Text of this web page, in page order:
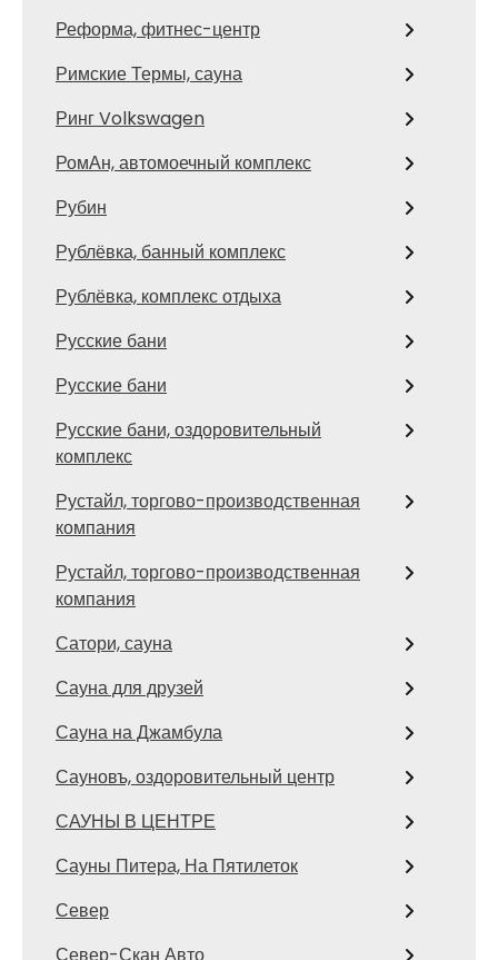
Реформа, фитнес-центр
Римские Термы, сауна
Ринг Volkswagen
РомАн, автомоечный комплекс
Рубин
Рублёвка, банный комплекс
Рублёвка, комплекс отдыха
Русские бани
Русские бани
Русские бани, оздоровительный
комплекс
Рустайл, торгово-производственная
компания
Рустайл, торгово-производственная
компания
Сатори, сауна
Сауна для друзей
Сауна на Джамбула
Сауновъ, оздоровительный центр
САУНЫ В ЦЕНТРЕ
Сауны Питера, На Пятилеток
Север